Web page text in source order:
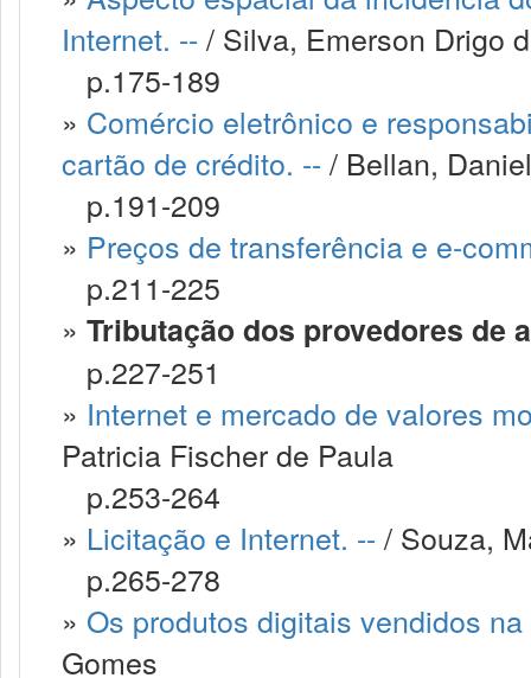
Internet. -- / Silva, Emerson Drigo
p.175-189
» Comércio eletrônico e
cartão de crédito. -- / Bellan,
p.191-209
» Preços de transferência e e-
p.211-225
» Tributação dos provedores de
p.227-251
» Internet e mercado de valores
Patricia Fischer de Paula
p.253-264
» Licitação e Internet. -- / Souza,
p.265-278
» Os produtos digitais vendidos
Gomes